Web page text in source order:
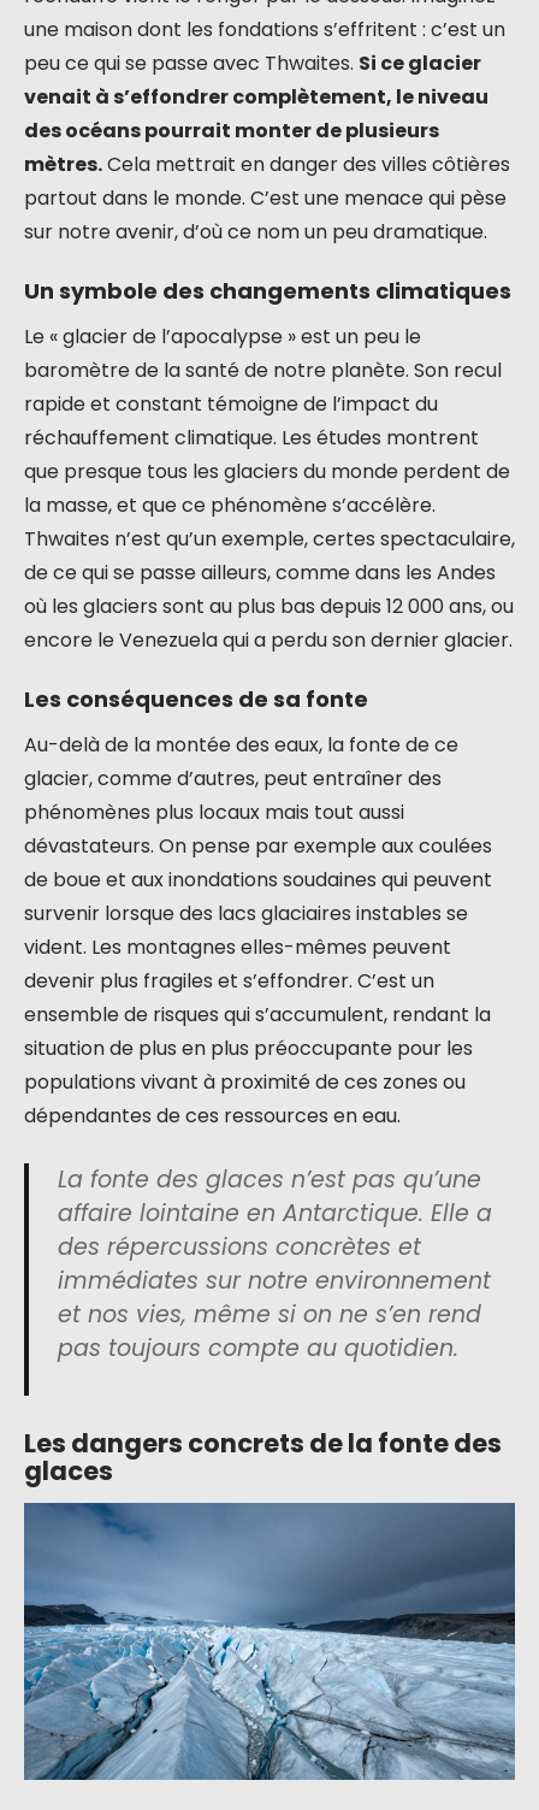
une maison dont les fondations s’effritent : c’est un
peu ce qui se passe avec Thwaites. Si ce glacier
venait à s’effondrer complètement, le niveau
des océans pourrait monter de plusieurs
mètres.Cela mettrait en danger des villes côtières
partout dans le monde. C’est une menace qui pèse
sur notre avenir, d’où ce nom un peu dramatique.
Un symbole des changements climatiques
Le « glacier de l’apocalypse » est un peu le
baromètre de la santé de notre planète. Son recul
rapide et constant témoigne de l’impact du
réchauffement climatique. Les études montrent
que presque tous les glaciers du monde perdent de
la masse, et que ce phénomène s’accélère.
Thwaites n’est qu’un exemple, certes spectaculaire,
de ce qui se passe ailleurs, comme dans les Andes
où les glaciers sont au plus bas depuis 12 000 ans, ou
encore le Venezuela qui a perdu son dernier glacier.
Les conséquences de sa fonte
Au-delà de la montée des eaux, la fonte de ce
glacier, comme d’autres, peut entraîner des
phénomènes plus locaux mais tout aussi
dévastateurs. On pense par exemple aux coulées
de boue et aux inondations soudaines qui peuvent
survenir lorsque des lacs glaciaires instables se
vident. Les montagnes elles-mêmes peuvent
devenir plus fragiles et s’effondrer. C’est un
ensemble de risques qui s’accumulent, rendant la
situation de plus en plus préoccupante pour les
populations vivant à proximité de ces zones ou
dépendantes de ces ressources en eau.
La fonte des glaces n’est pas qu’une
affaire lointaine en Antarctique. Elle a
des répercussions concrètes et
immédiates sur notre environnement
et nos vies, même si on ne s’en rend
pas toujours compte au quotidien.
Les dangers concrets de la fonte des
glaces